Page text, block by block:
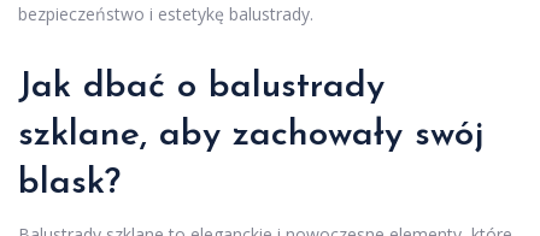
bezpieczeństwo i estetykę balustrady.
Jak dbać o balustrady
szklane, aby zachowały swój
blask?